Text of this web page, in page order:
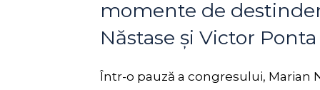
momente de
Năstase și Victor
Într-o pauză a congresului, Marian